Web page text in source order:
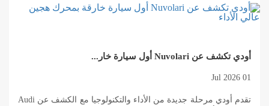
أودي تكشف عن Nuvolari أول سيارة خار...
01 Jul 2026
تقدم أودي مرحلة جديدة من الأداء والتكنولوجيا مع الكشف عن Audi